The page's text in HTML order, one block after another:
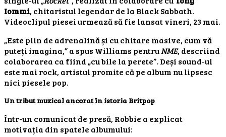
Iommi, chitaristul legendar de la Black Sabbath.
Videoclipul piesei urmează să fie lansat vineri, 23 mai.
„Este plin de adrenalină și cu chitare masive, cum vă
puteți imagina,” a spus Williams pentruNME, descriind
colaborarea ca fiind „cu bile la perete”. Deși sound-ul
este mai rock, artistul promite că pe album nu lipsesc
nici piesele pop.
Un tribut muzical ancorat în istoria Britpop
Într-un comunicat de presă, Robbie a explicat
motivația din spatele albumului: